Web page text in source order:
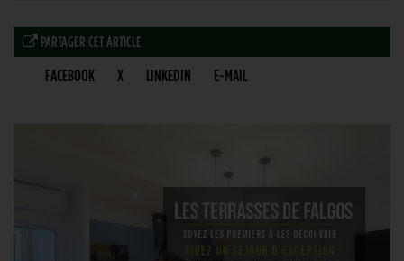
PARTAGER CET ARTICLE
FACEBOOK X LINKEDIN E-MAIL